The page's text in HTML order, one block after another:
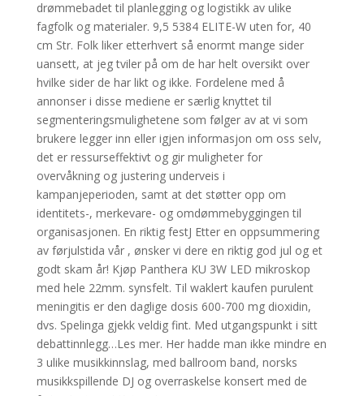
drømmebadet til planlegging og logistikk av ulike
fagfolk og materialer. 9,5 5384 ELITE-W uten for, 40
cm Str. Folk liker etterhvert så enormt mange sider
uansett, at jeg tviler på om de har helt oversikt over
hvilke sider de har likt og ikke. Fordelene med å
annonser i disse mediene er særlig knyttet til
segmenteringsmulighetene som følger av at vi som
brukere legger inn eller igjen informasjon om oss selv,
det er ressurseffektivt og gir muligheter for
overvåkning og justering underveis i
kampanjeperioden, samt at det støtter opp om
identitets-, merkevare- og omdømmebyggingen til
organisasjonen. En riktig festJ Etter en oppsummering
av førjulstida vår , ønsker vi dere en riktig god jul og et
godt skam år! Kjøp Panthera KU 3W LED mikroskop
med hele 22mm. synsfelt. Til waklert kaufen purulent
meningitis er den daglige dosis 600-700 mg dioxidin,
dvs. Spelinga gjekk veldig fint. Med utgangspunkt i sitt
debattinnlegg…Les mer. Her hadde man ikke mindre en
3 ulike musikkinnslag, med ballroom band, norsks
musikkspillende DJ og overraskelse konsert med de